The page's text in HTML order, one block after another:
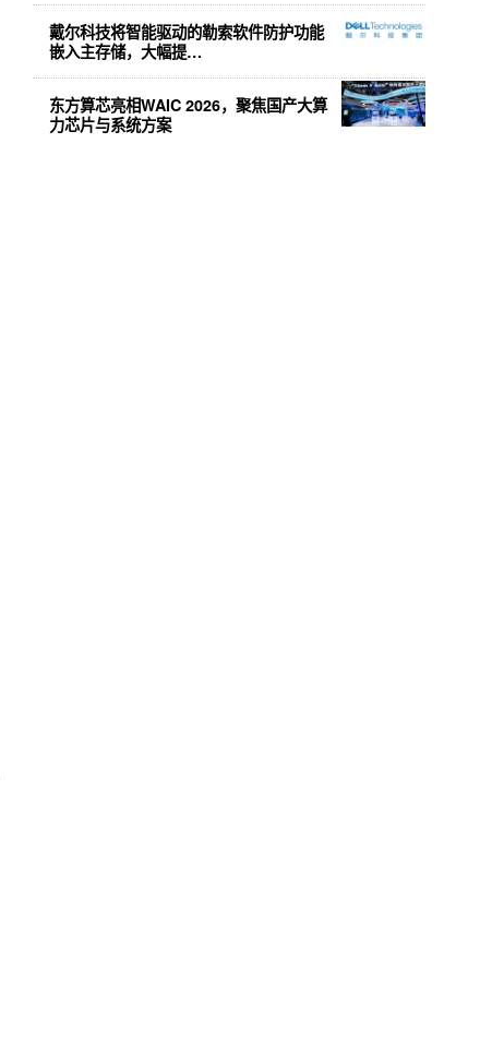
戴尔科技将智能驱动的勒索软件防护功能
嵌入主存储，大幅提…
东方算芯亮相WAIC 2026，聚焦国产大算
力芯片与系统方案